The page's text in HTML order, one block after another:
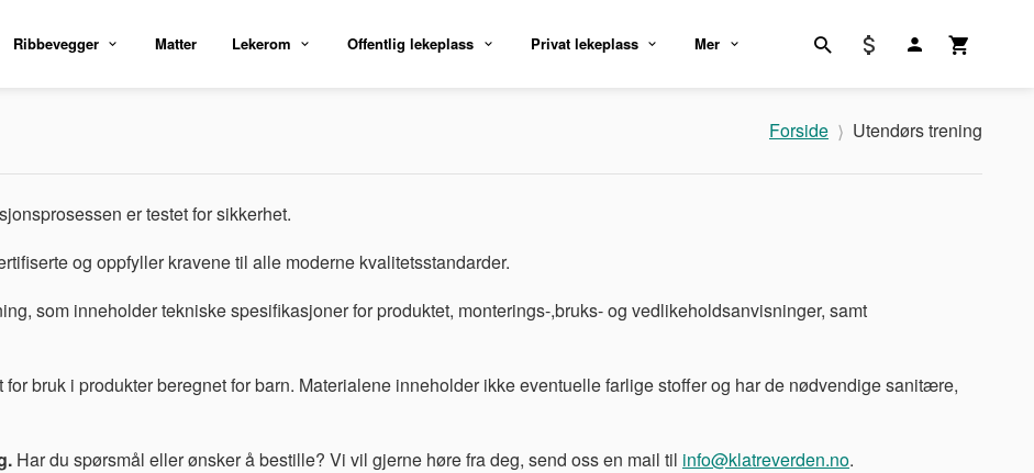
Ribbevegger Matter Lekerom Offentlig lekeplass Privat lekeplass Mer
Forside Utendørs trening
er testet for sikkerhet.
og oppfyller kravene til alle moderne kvalitetsstandarder.
som inneholder tekniske spesifikasjoner for produktet, monterings-,bruks- og vedlikeholdsanvisninger, samt
bruk i produkter beregnet for barn. Materialene inneholder ikke eventuelle farlige stoffer og har de nødvendige sanitære,
Har du spørsmål eller ønsker å bestille? Vi vil gjerne høre fra deg, send oss en mail til info@klatreverden.no.